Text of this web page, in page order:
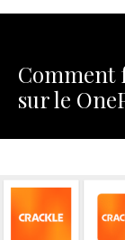
Comment
sur le